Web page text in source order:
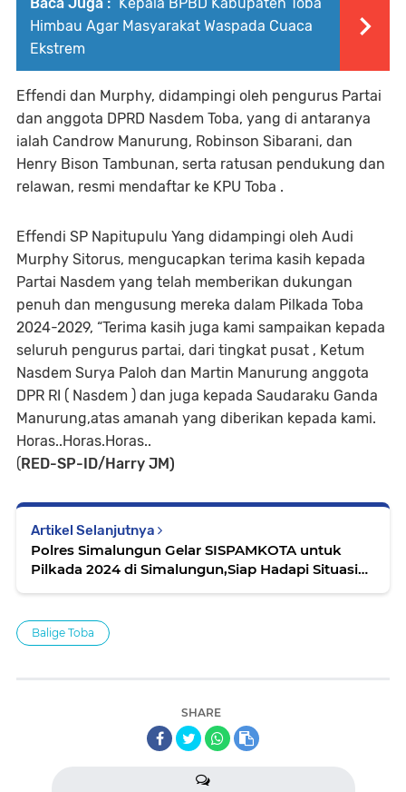
Himbau Agar Masyarakat Waspada Cuaca
Ekstrem
Effendi dan Murphy, didampingi oleh pengurus Partai
dan anggota DPRD Nasdem Toba, yang di antaranya
ialah Candrow Manurung, Robinson Sibarani, dan
Henry Bison Tambunan, serta ratusan pendukung dan
relawan, resmi mendaftar ke KPU Toba .
Effendi SP Napitupulu Yang didampingi oleh Audi
Murphy Sitorus, mengucapkan terima kasih kepada
Partai Nasdem yang telah memberikan dukungan
penuh dan mengusung mereka dalam Pilkada Toba
2024-2029, “Terima kasih juga kami sampaikan kepada
seluruh pengurus partai, dari tingkat pusat , Ketum
Nasdem Surya Paloh dan Martin Manurung anggota
DPR RI ( Nasdem ) dan juga kepada Saudaraku Ganda
Manurung,atas amanah yang diberikan kepada kami.
Horas..Horas.Horas..
(RED-SP-ID/Harry JM)
Artikel Selanjutnya
Polres Simalungun Gelar SISPAMKOTA untuk
Pilkada 2024 di Simalungun,Siap Hadapi Situasi
Balige Toba
SHARE